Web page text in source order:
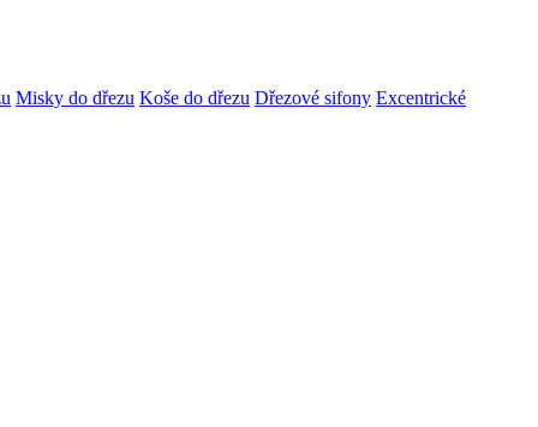
Misky do dřezu Koše do dřezu Dřezové sifony Excentrické